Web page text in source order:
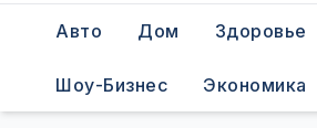
Авто Дом Здоровье
Шоу-Бизнес Экономика